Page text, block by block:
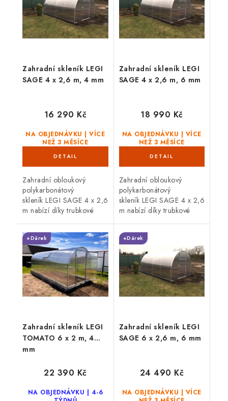
Zahradní skleník LEGI
SAGE 4 x 2,6 m, 4 mm
NA OBJEDNÁVKU | VÍCE
NEŽ 3 MĚSÍCE
16 290 Kč
Zahradní obloukový
polykarbonátový
skleník LEGI SAGE 4 x 2,6
m nabízí díky trubkové
ocelové konstrukci
vysokou odolnost proti
větru i sněhu. Skleník je
osazen 4 mm...
Zahradní skleník LEGI
SAGE 4 x 2,6 m, 6 mm
NA OBJEDNÁVKU | VÍCE
NEŽ 3 MĚSÍCE
18 990 Kč
Zahradní obloukový
polykarbonátový
skleník LEGI SAGE 4 x 2,6
m nabízí díky trubkové
ocelové konstrukci
vysokou odolnost proti
větru i sněhu. Skleník je
osazen 6 mm...
Zahradní skleník LEGI
TOMATO 6 x 2 m, 4
mm
+Dárek
NA OBJEDNÁVKU | 4-6
22 390 Kč
Zahradní skleník LEGI
SAGE 6 x 2,6 m, 6 mm
+Dárek
NA OBJEDNÁVKU | VÍCE
24 490 Kč